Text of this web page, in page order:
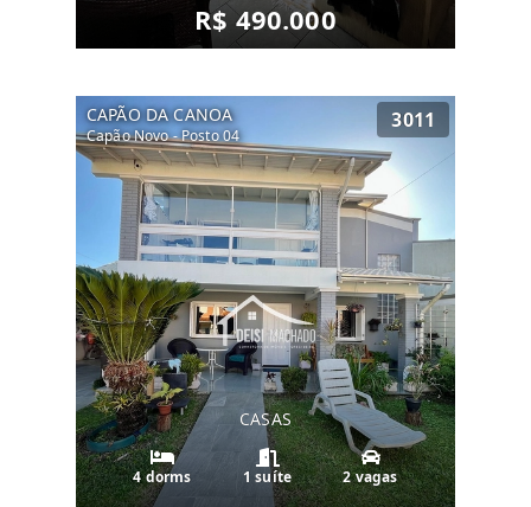
R$ 490.000
CAPÃO DA CANOA
Capão Novo - Posto 04
3011
CASAS
4 dorms 1 suíte 2 vagas